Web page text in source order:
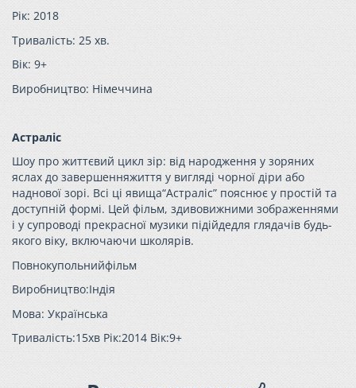
Рік: 2018
Тривалість: 25 хв.
Вік: 9+
Виробництво: Німеччина
Астраліс
Шоу про життєвий цикл зір: від народження у зоряних
яслах до завершенняжиття у вигляді чорної діри або
наднової зорі. Всі ці явища“Астраліс” пояснює у простій та
доступній формі. Цей фільм, здивовижними зображеннями
і у супроводі прекрасної музики підійдедля глядачів будь-
якого віку, включаючи школярів.
Повнокупольнийфільм
Виробництво:Індія
Мова: Українська
Тривалість:15хв Рік:2014 Вік:9+